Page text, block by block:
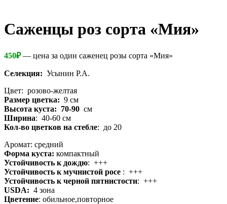
Cаженцы роз сорта «Мия»
450₽— цена за один саженец розы сорта «Мия»
Селекция: Усынин Р.А.
Цвет: розово-желтая
Размер цветка: 9 см
Высота куста: 70-90 см
Ширина: 40-60 см
Кол-во цветков на стебле: до 20
Аромат: средний
Форма куста: компактный
Устойчивость к дождю: +++
Устойчивость к мучнистой росе : +++
Устойчивость к черной пятнистости: +++
USDA: 4 зона
Цветение: обильное,повторное